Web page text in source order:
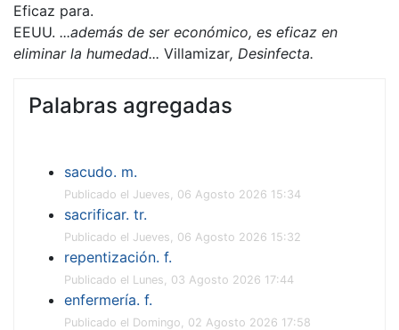
Eficaz para.
EEUU. ...además de ser económico, es eficaz en
eliminar la humedad... Villamizar, Desinfecta.
Palabras agregadas
sacudo. m.
Publicado el Jueves, 06 Agosto 2026 15:34
sacrificar. tr.
Publicado el Jueves, 06 Agosto 2026 15:32
repentización. f.
Publicado el Lunes, 03 Agosto 2026 17:44
enfermería. f.
Publicado el Domingo, 02 Agosto 2026 17:58